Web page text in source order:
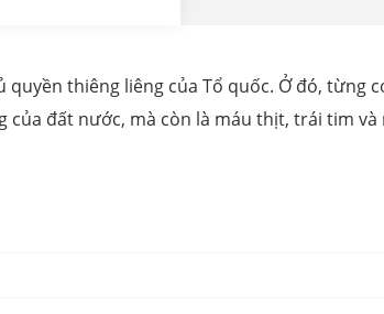
thiêng liêng của Tổ quốc. Ở đó, từng
đất nước, mà còn là máu thịt, trái tim